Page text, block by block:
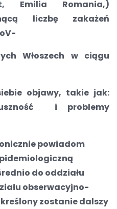
Emilia Romania,)
liczbę zakażeń
Włoszech w ciągu
objawy, takie jak:
i problemy
powiadom
do oddziału
obserwacyjno-
zostanie dalszy